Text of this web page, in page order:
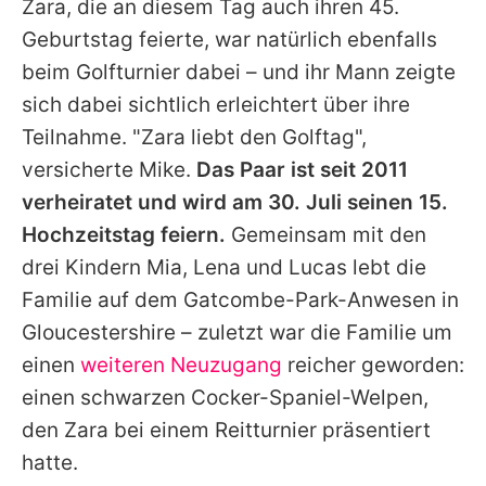
Zara, die an diesem Tag auch ihren 45.
Geburtstag feierte, war natürlich ebenfalls
beim Golfturnier dabei – und ihr Mann zeigte
sich dabei sichtlich erleichtert über ihre
Teilnahme. "Zara liebt den Golftag",
versicherte Mike. Das Paar ist seit 2011
verheiratet und wird am 30. Juli seinen 15.
Hochzeitstag feiern. Gemeinsam mit den
drei Kindern Mia, Lena und Lucas lebt die
Familie auf dem Gatcombe-Park-Anwesen in
Gloucestershire – zuletzt war die Familie um
einen weiteren Neuzugang reicher geworden:
einen schwarzen Cocker-Spaniel-Welpen,
den Zara bei einem Reitturnier präsentiert
hatte.